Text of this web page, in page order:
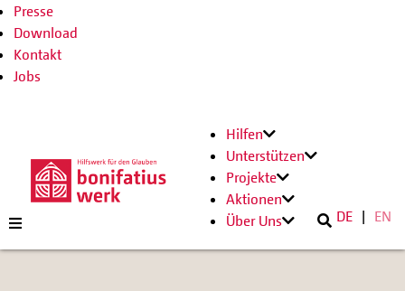
Presse
Download
Kontakt
Jobs
Hilfen
Unterstützen
Projekte
Aktionen
Über Uns
DE EN